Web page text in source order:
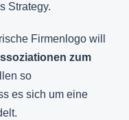
Strategy.
Firmenlogo will
zum
so
es sich um eine